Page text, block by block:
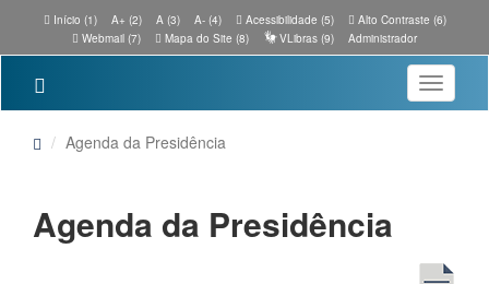
Início (1) A+ (2) A (3) A- (4) Acessibilidade (5)
Alto Contraste (6)
Webmail (7)
Mapa do Site (8) VLibras (9) Administrador
Toggle
Agenda da Presidência
Agenda da Presidência